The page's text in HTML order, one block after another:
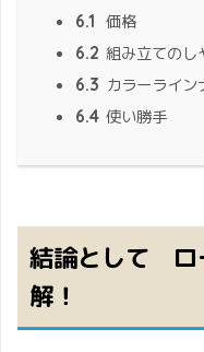
6.1 価格
6.2 組み立ての
6.3 カラーライ
6.4 使い勝手
結論として ロ
解！